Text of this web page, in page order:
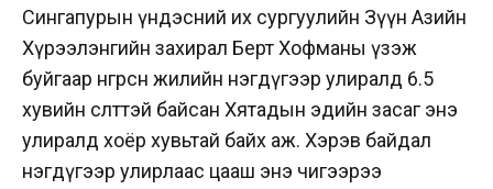
Сингапурын үндэсний их сургуулийн Зүүн Азийн
Хүрээлэнгийн захирал Берт Хофманы үзэж
буйгаар өнгөрсөн жилийн нэгдүгээр улиралд 6.5
хувийн өсөлттэй байсан Хятадын эдийн засаг энэ
улиралд хоёр хувьтай байх аж. Хэрэв байдал
нэгдүгээр улирлаас цааш энэ чигээрээ